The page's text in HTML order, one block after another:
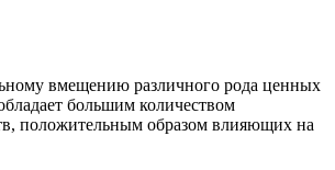
вмещению различного рода ценных
большим количеством
положительным образом влияющих на